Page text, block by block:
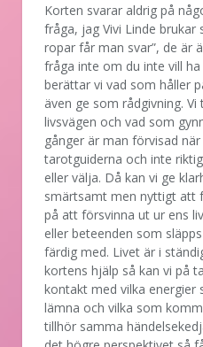
Korten svarar aldrig på
fråga, jag Vivi Linde brukar
ropar får man svar”, de är
fråga inte om du inte vill
berättar vi vad som håller
även ge som rådgivning.
livsvägen och vad som
gånger är man förvisad
tarotguiderna och inte
eller välja. Då kan vi ge
smärtsamt men nyttigt att
på att försvinna ut ur ens
eller beteenden som
färdig med. Livet är i
kortens hjälp så kan vi på
kontakt med vilka energier
lämna och vilka som
tillhör samma